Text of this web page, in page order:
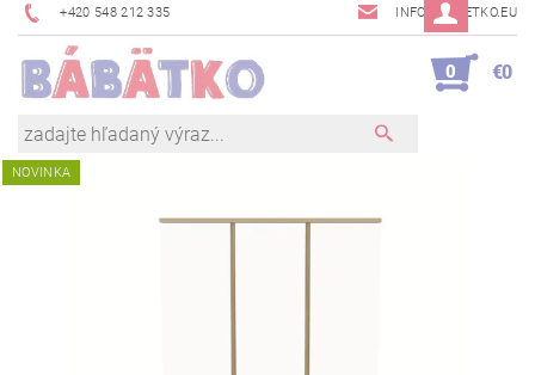
+420 548 212 335 INFO@BABETKO.EU
0 €0
NOVINKA